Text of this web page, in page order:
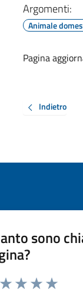
Argomenti:
Animale
Pagina
Indietro
sono
da 1 a 5 stelle la pagina